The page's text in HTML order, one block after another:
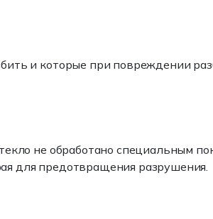
и которые при повреждении
не обработано специальным
для предотвращения разрушения.